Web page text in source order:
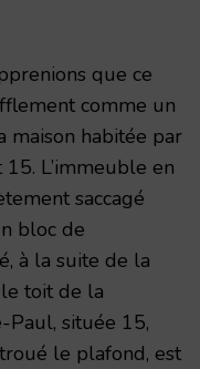
que ce
comme un
maison habitée par
L’immeuble en
saccagé
bloc de
à la suite de la
toit de la
Paul, située 15,
le plafond, est